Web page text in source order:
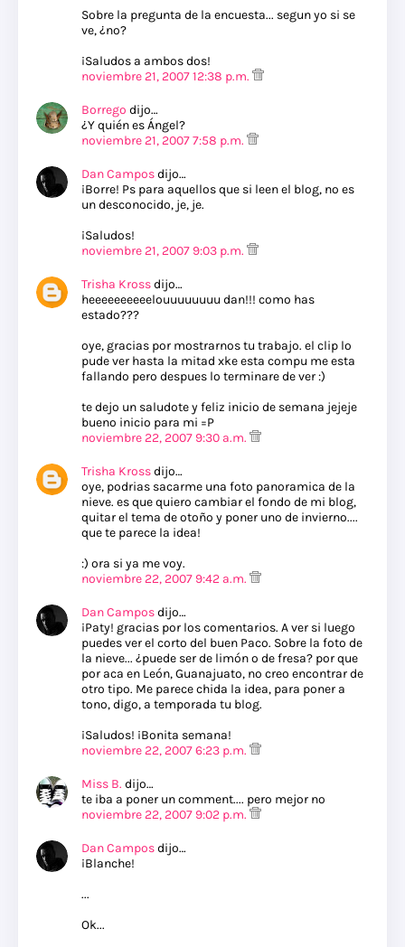
Sobre la pregunta de la encuesta... segun yo si se
ve, ¿no?
¡Saludos a ambos dos!
noviembre 21, 2007 12:38 p.m.
Borrego dijo…
¿Y quién es Ángel?
noviembre 21, 2007 7:58 p.m.
Dan Camposdijo…
¡Borre! Ps para aquellos que si leen el blog, no es
un desconocido, je, je.
¡Saludos!
noviembre 21, 2007 9:03 p.m.
Trisha Krossdijo…
heeeeeeeeeelouuuuuuuu dan!!! como has
estado???
oye, gracias por mostrarnos tu trabajo. el clip lo
pude ver hasta la mitad xke esta compu me esta
fallando pero despues lo terminare de ver :)
te dejo un saludote y feliz inicio de semana jejeje
bueno inicio para mi =P
noviembre 22, 2007 9:30 a.m.
Trisha Krossdijo…
oye, podrias sacarme una foto panoramica de la
nieve. es que quiero cambiar el fondo de mi blog,
quitar el tema de otoño y poner uno de invierno....
que te parece la idea!
:) ora si ya me voy.
noviembre 22, 2007 9:42 a.m.
Dan Camposdijo…
¡Paty! gracias por los comentarios. A ver si luego
puedes ver el corto del buen Paco. Sobre la foto de
la nieve... ¿puede ser de limón o de fresa? por que
por aca en León, Guanajuato, no creo encontrar de
otro tipo. Me parece chida la idea, para poner a
tono, digo, a temporada tu blog.
¡Saludos! ¡Bonita semana!
noviembre 22, 2007 6:23 p.m.
Miss B. dijo…
te iba a poner un comment.... pero mejor no
noviembre 22, 2007 9:02 p.m.
Dan Camposdijo…
¡Blanche!
...
Ok...